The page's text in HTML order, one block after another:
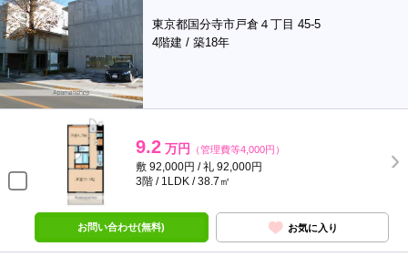
東京都国分寺市戸倉４丁目 45-5
4階建 / 築18年
9.2 万円 （管理費等4,000円）
敷 92,000円 / 礼 92,000円
3階 / 1LDK / 38.7㎡
お問い合わせ(無料) お気に入り